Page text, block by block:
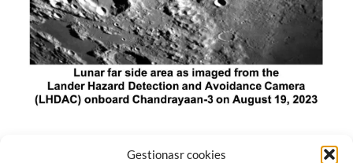
Gestionasr cookies